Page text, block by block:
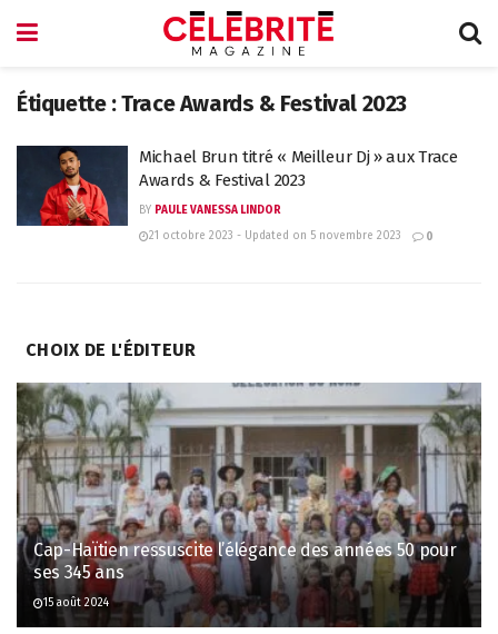
Étiquette :Trace Awards & Festival 2023
Michael Brun titré « Meilleur Dj » aux Trace
Awards & Festival 2023
BY PAULE VANESSA LINDOR
21 octobre 2023 - Updated on 5 novembre 2023
0
CHOIX DE L'ÉDITEUR
Cap-Haïtien ressuscite l’élégance des années 50 pour
ses 345 ans
15 août 2024